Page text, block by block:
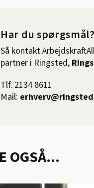
Har du spørgsmål?
Så kontakt
partner i Ringsted,
Tlf. 2134 8611
Mail:
OGSÅ...